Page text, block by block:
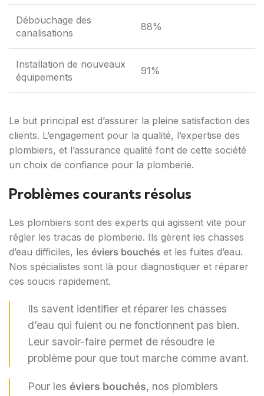
Débouchage des
canalisations
88%
Installation de nouveaux
équipements
91%
Le but principal est d’assurer la pleine satisfaction des
clients. L’engagement pour la qualité, l’expertise des
plombiers, et l’assurance qualité font de cette société
un choix de confiance pour la plomberie.
Problèmes courants résolus
Les plombiers sont des experts qui agissent vite pour
régler les tracas de plomberie. Ils gèrent les chasses
d’eau difficiles, les éviers bouchés et les fuites d’eau.
Nos spécialistes sont là pour diagnostiquer et réparer
ces soucis rapidement.
Ils savent identifier et réparer les chasses
d’eau qui fuient ou ne fonctionnent pas bien.
Leur savoir-faire permet de résoudre le
problème pour que tout marche comme avant.
Pour les éviers bouchés, nos plombiers